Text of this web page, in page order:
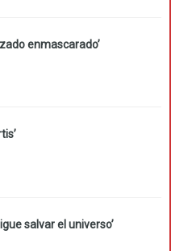
enmascarado’
salvar el universo’